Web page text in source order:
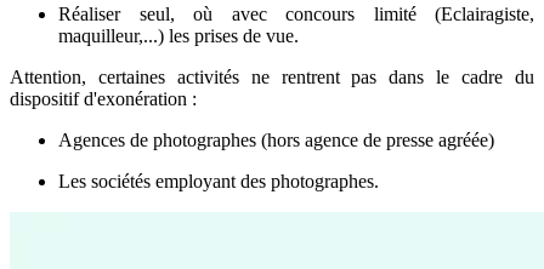
Réaliser seul, où avec concours limité (Eclairagiste,
maquilleur,...) les prises de vue.
Attention, certaines activités ne rentrent pas dans le cadre du
dispositif d'exonération :
Agences de photographes (hors agence de presse agréée)
Les sociétés employant des photographes.